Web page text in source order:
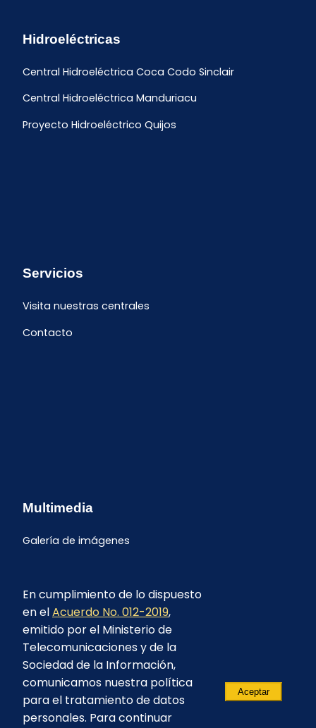
Hidroeléctricas
Central Hidroeléctrica Coca Codo Sinclair
Central Hidroeléctrica Manduriacu
Proyecto Hidroeléctrico Quijos
Servicios
Visita nuestras centrales
Contacto
Multimedia
Galería de imágenes
En cumplimiento de lo dispuesto
en elAcuerdo No. 012-2019,
emitido por el Ministerio de
Telecomunicaciones y de la
Sociedad de la Información,
comunicamos nuestra política
para el tratamiento de datos
personales. Para continuar
Aceptar